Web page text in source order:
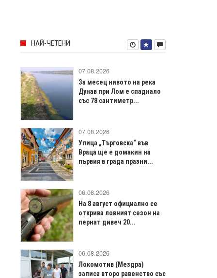
НАЙ-ЧЕТЕНИ
07.08.2026
За месец нивото на река
Дунав при Лом е спаднало
със 78 сантиметр...
07.08.2026
Улица „Търговска“ във
Враца щe е домакин на
първия в града празни...
06.08.2026
На 8 август официално се
открива ловният сезон на
пернат дивеч 20...
06.08.2026
Локомотив (Мездра)
записа второ равенство със